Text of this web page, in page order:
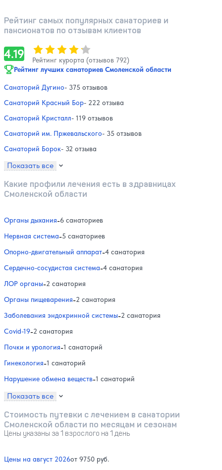
Рейтинг самых популярных санаториев и
пансионатов по отзывам клиентов
4.19 Оценка, количество звезд:
Рейтинг курорта (отзывов 792)
Рейтинг лучших санаториев Смоленской области
Санаторий Дугино- 375 отзывов
Санаторий Красный Бор- 222 отзыва
Санаторий Кристалл- 119 отзывов
Санаторий им. Пржевальского- 35 отзывов
Санаторий Борок- 32 отзыва
Показать все
Какие профили лечения есть в здравницах
Смоленской области
Органы дыхания-6 санаториев
Нервная система-5 санаториев
Опорно-двигательный аппарат-4 санатория
Сердечно-сосудистая система-4 санатория
ЛОР органы-2 санатория
Органы пищеварения-2 санатория
Заболевания эндокринной системы-2 санатория
Covid-19-2 санатория
Почки и урология-1 санаторий
Гинекология-1 санаторий
Нарушение обмена веществ-1 санаторий
Показать все
Стоимость путевки с лечением в санатории
Смоленской области по месяцам и сезонам
Цены указаны за 1 взрослого на 1 день
Цены на август 2026от 9750 руб.